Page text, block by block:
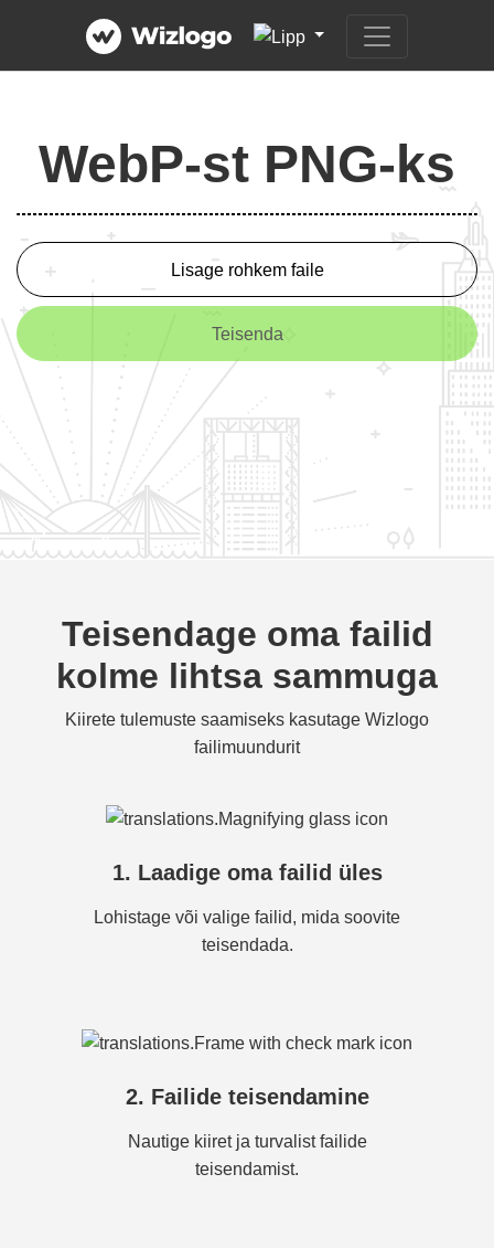
WebP-st PNG-ks
Lisage rohkem faile
Teisenda
Teisendage oma failid
kolme lihtsa sammuga
Kiirete tulemuste saamiseks kasutage Wizlogo
failimuundurit
1. Laadige oma failid üles
Lohistage või valige failid, mida soovite
teisendada.
2. Failide teisendamine
Nautige kiiret ja turvalist failide
teisendamist.